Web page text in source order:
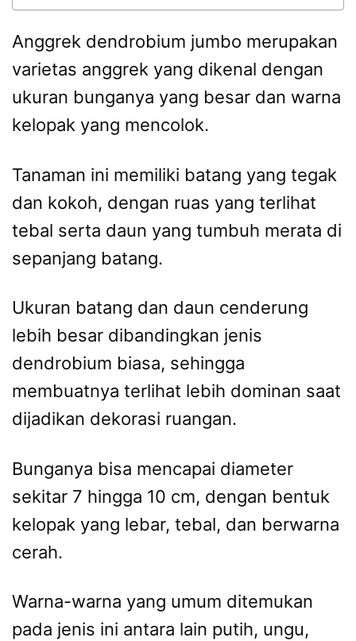
Anggrek dendrobium jumbo merupakan
varietas anggrek yang dikenal dengan
ukuran bunganya yang besar dan warna
kelopak yang mencolok.
Tanaman ini memiliki batang yang tegak
dan kokoh, dengan ruas yang terlihat
tebal serta daun yang tumbuh merata di
sepanjang batang.
Ukuran batang dan daun cenderung
lebih besar dibandingkan jenis
dendrobium biasa, sehingga
membuatnya terlihat lebih dominan saat
dijadikan dekorasi ruangan.
Bunganya bisa mencapai diameter
sekitar 7 hingga 10 cm, dengan bentuk
kelopak yang lebar, tebal, dan berwarna
cerah.
Warna-warna yang umum ditemukan
pada jenis ini antara lain putih, ungu,